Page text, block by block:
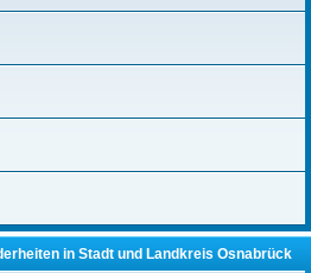
in Stadt und Landkreis Osnabrück